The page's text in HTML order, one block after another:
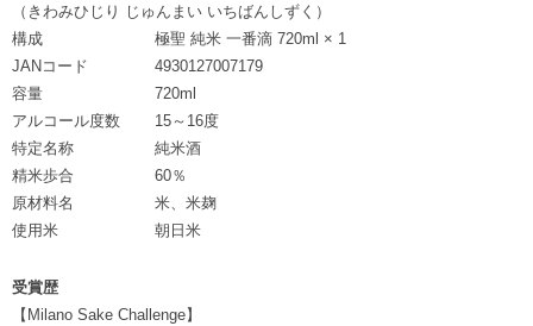
（きわみひじり じゅんまい いちばんしずく）
構成
極聖 純米 一番滴 720ml × 1
JANコード
4930127007179
容量
720ml
アルコール度数
15～16度
特定名称
純米酒
精米歩合
60％
原材料名
米、米麹
使用米
朝日米
受賞歴
【Milano Sake Challenge】